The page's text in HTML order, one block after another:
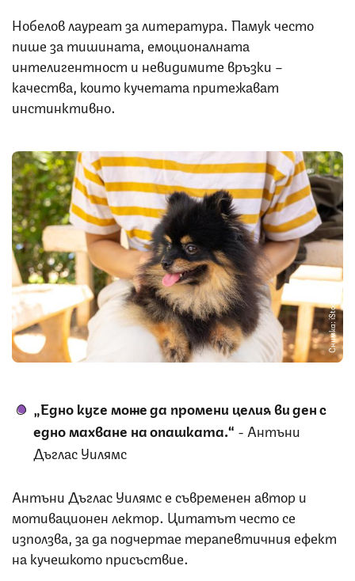
Нобелов лауреат за литература. Памук често
пише за тишината, емоционалната
интелигентност и невидимите връзки –
качества, които кучетата притежават
инстинктивно.
Снимка: iStock
„Едно куче може да промени целия ви ден с
едно махване на опашката.“ - Антъни
Дъглас Уилямс
Антъни Дъглас Уилямс е съвременен автор и
мотивационен лектор. Цитатът често се
използва, за да подчертае терапевтичния ефект
на кучешкото присъствие.